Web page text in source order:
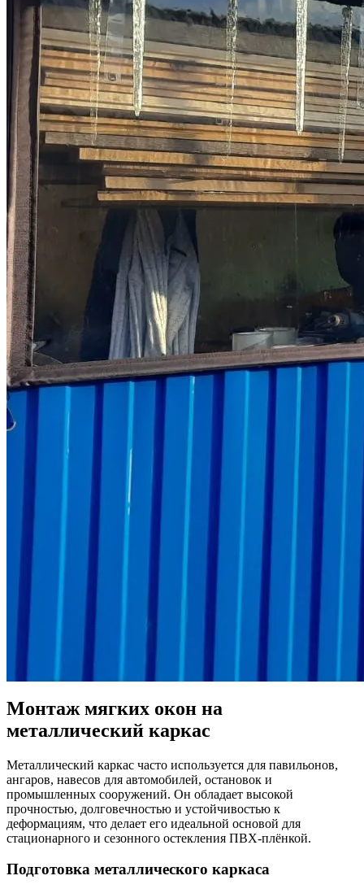
Монтаж мягких окон на
металлический каркас
Металлический каркас часто используется для павильонов,
ангаров, навесов для автомобилей, остановок и
промышленных сооружений. Он обладает высокой
прочностью, долговечностью и устойчивостью к
деформациям, что делает его идеальной основой для
стационарного и сезонного остекления ПВХ-плёнкой.
Подготовка металлического каркаса